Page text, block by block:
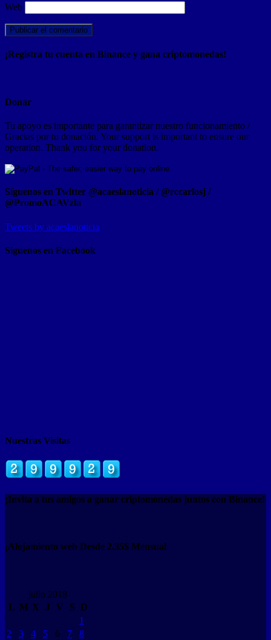
Web
¡Registra tu cuenta en Binance y gana criptomonedas!
Donar
Tu apoyo es importante para garantizar nuestro funcionamiento /
Gracias por tu donación. Your support is important to ensure our
operation. Thank you for your donation.
Síguenos en Twitter @acaeslanoticia / @rccarlosj /
@PromoACAVzla
Tweets by acaeslanoticia
Siguenos en Facebook
Nuestras Visitas
¡Invita a tus amigos a ganar criptomonedas juntos con Binance!
¡Alojamiento web Desde 2.35$ Mensual
julio 2018
L M X J V S D
1
2
3 4 5 6 7 8